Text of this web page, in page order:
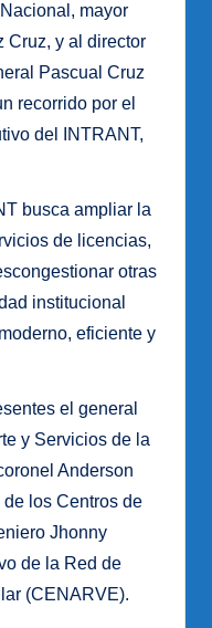
mayor
Cruz, y al director
Pascual Cruz
recorrido por el
del INTRANT,
busca ampliar la
de licencias,
otras
institucional
eficiente y
el general
y Servicios de la
Anderson
los Centros de
Jhonny
de la Red de
(CENARVE).